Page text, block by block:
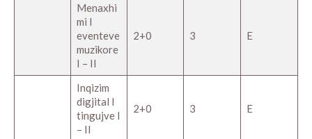
Menaxhi
mi I
eventeve
muzikore
I – II
2+0 3 E
Inqizim
digjital I
tingujve I
– II
2+0 3 E